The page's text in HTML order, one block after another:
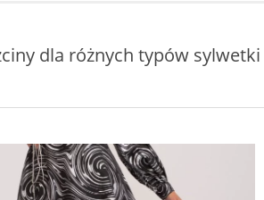
dla różnych typów sylwetki